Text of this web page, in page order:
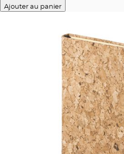
Ajouter au panier